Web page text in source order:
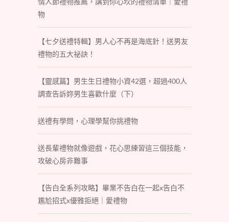
物
【七夕送禮特輯】男人心不再是海底針！送男友
禮物的五大祕訣！
【靈感篇】男生生日禮物小資42選，超過400人
調查告訴妳男生喜歡什麼（下）
送禮有學問，心理學幫你挑禮物
送長輩禮物就像遊戲，花心思練習這三個技能，
攻破心房非難事
【告白全系列攻略】畢業不告白在一起x告白不
尷尬招式x優雅拒絕｜愛禮物